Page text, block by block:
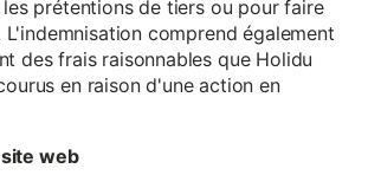
prétentions de tiers ou pour faire
comprend également
des frais raisonnables que Holidu
en raison d'une action en
web